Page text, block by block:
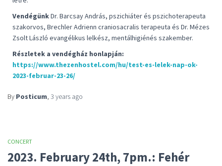
VendégünkDr. Barcsay András, pszichiáter és pszichoterapeuta
szakorvos, Brechler Adrienn craniosacralis terapeuta és Dr. Mézes
Zsolt László evangélikus lelkész, mentálhigiénés szakember.
Részletek a vendégház honlapján:
https://www.thezenhostel.com/hu/test-es-lelek-nap-ok-
2023-februar-23-26/
By Posticum, 3 years ago
CONCERT
2023. February 24th, 7pm.: Fehér